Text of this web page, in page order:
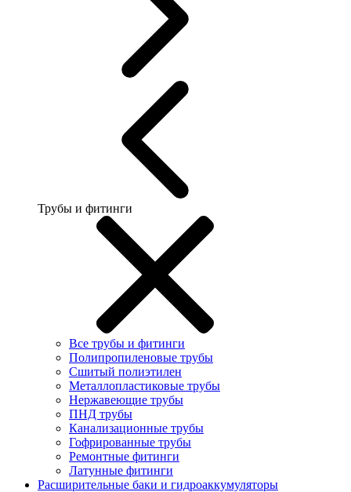
Трубы и фитинги
Все трубы и фитинги
Полипропиленовые трубы
Сшитый полиэтилен
Металлопластиковые трубы
Нержавеющие трубы
ПНД трубы
Канализационные трубы
Гофрированные трубы
Ремонтные фитинги
Латунные фитинги
Расширительные баки и гидроаккумуляторы